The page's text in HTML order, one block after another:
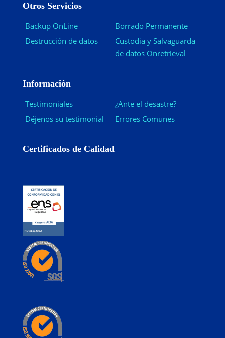
Otros Servicios
Backup OnLine
Destrucción de datos
Borrado Permanente
Custodia y Salvaguarda
de datos Onretrieval
Información
Testimoniales
Déjenos su testimonial
¿Ante el desastre?
Errores Comunes
Certificados de Calidad